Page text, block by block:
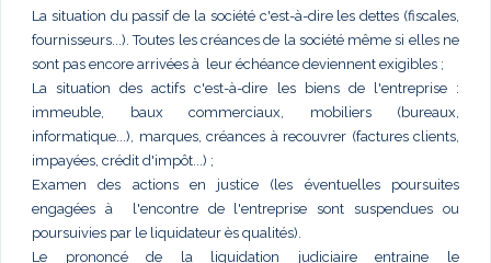
La situation du passif de la société c'est-à-dire les dettes (fiscales,
fournisseurs...). Toutes les créances de la société même si elles ne
sont pas encore arrivées à leur échéance deviennent exigibles ;
La situation des actifs c'est-à-dire les biens de l'entreprise :
immeuble, baux commerciaux, mobiliers (bureaux,
informatique...), marques, créances à recouvrer (factures clients,
impayées, crédit d'impôt...) ;
Examen des actions en justice (les éventuelles poursuites
engagées à l'encontre de l'entreprise sont suspendues ou
poursuivies par le liquidateur ès qualités).
Le prononcé de la liquidation judiciaire entraine le